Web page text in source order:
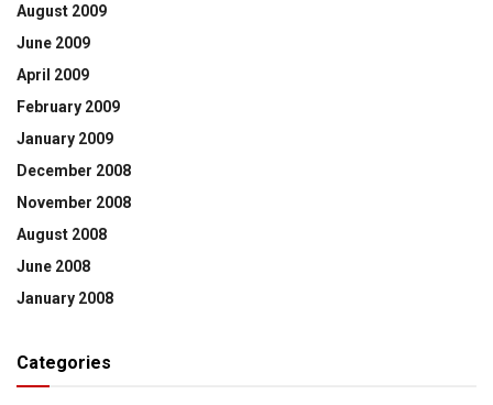
August 2009
June 2009
April 2009
February 2009
January 2009
December 2008
November 2008
August 2008
June 2008
January 2008
Categories